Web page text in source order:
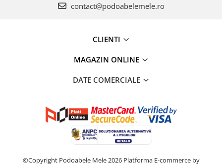
contact@podoabelemele.ro
CLIENTI
MAGAZIN ONLINE
DATE COMERCIALE
©Copyright Podoabele Mele 2026 Platforma E-commerce by